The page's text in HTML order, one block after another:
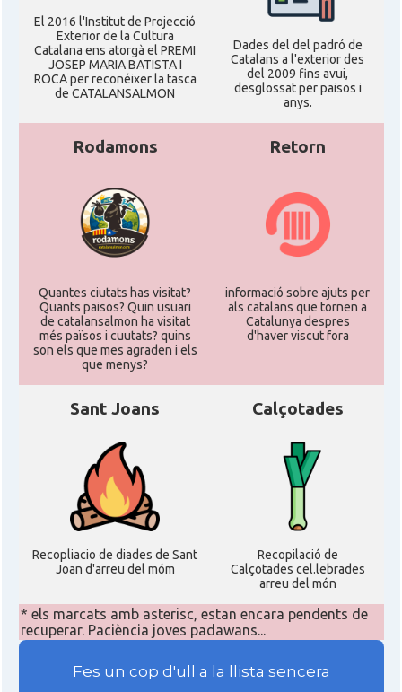
El 2016 l'Institut de Projecció
Exterior de la Cultura
Catalana ens atorgà el PREMI
JOSEP MARIA BATISTA I
ROCA per reconéixer la tasca
de CATALANSALMON
Dades del del padró de
Catalans a l'exterior des
del 2009 fins avui,
desglossat per paisos i
anys.
Rodamons
Quantes ciutats has visitat?
Quants paisos? Quin usuari
de catalansalmon ha visitat
més països i cuutats? quins
son els que mes agraden i els
que menys?
Retorn
informació sobre ajuts per
als catalans que tornen a
Catalunya despres
d'haver viscut fora
Sant Joans
Recopliacio de diades de Sant
Joan d'arreu del móm
Calçotades
Recopilació de
Calçotades cel.lebrades
arreu del món
* els marcats amb asterisc, estan encara pendents de
recuperar. Paciència joves padawans...
Fes un cop d'ull a la llista sencera